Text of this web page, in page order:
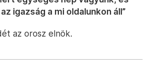
fiaik sikerét. Értik, miért
védenek ezzel.”
hozzátette: „Tudjuk, hogy a